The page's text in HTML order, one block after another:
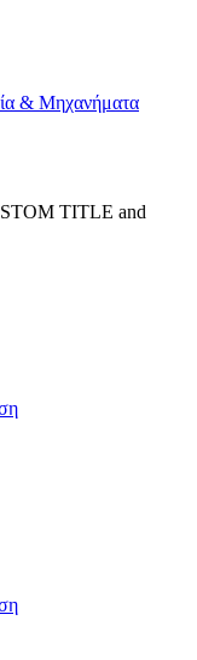
& Μηχανήματα
TITLE and